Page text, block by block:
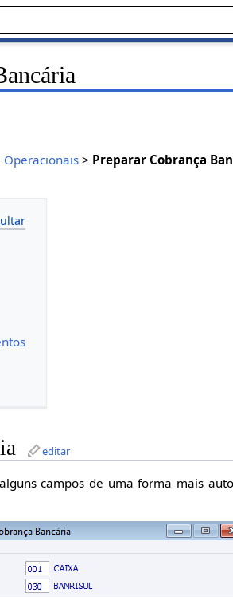
Operacionais > Preparar Cobrança
editar
campos de uma forma mais